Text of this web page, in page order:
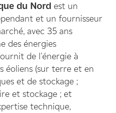
du Nord est un
et un fournisseur
avec 35 ans
des énergies
de l'énergie à
éoliens (sur terre et en
et de stockage ;
et stockage ; et
technique,